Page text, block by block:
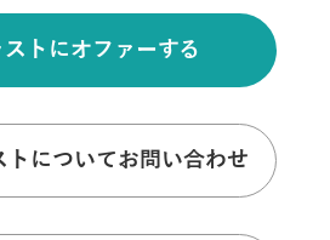
ストにオファーする
トについてお問い合わせ